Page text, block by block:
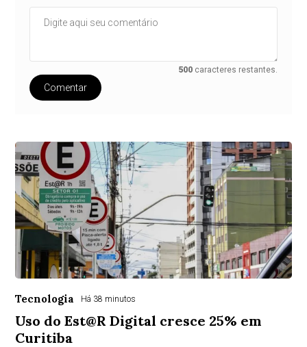
500 caracteres restantes.
Comentar
Tecnologia Há 38 minutos
Uso do Est@R Digital cresce 25% em
Curitiba